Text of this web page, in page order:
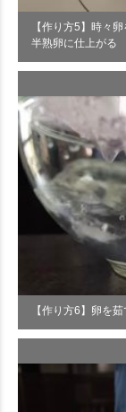
【作り方5】時々
半熟卵に仕上がる
【作り方6】卵を